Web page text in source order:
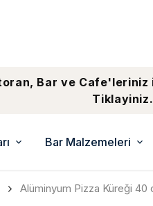
Bar ve
Bar Malzemeleri
Alüminyum Pizza Küreği 40